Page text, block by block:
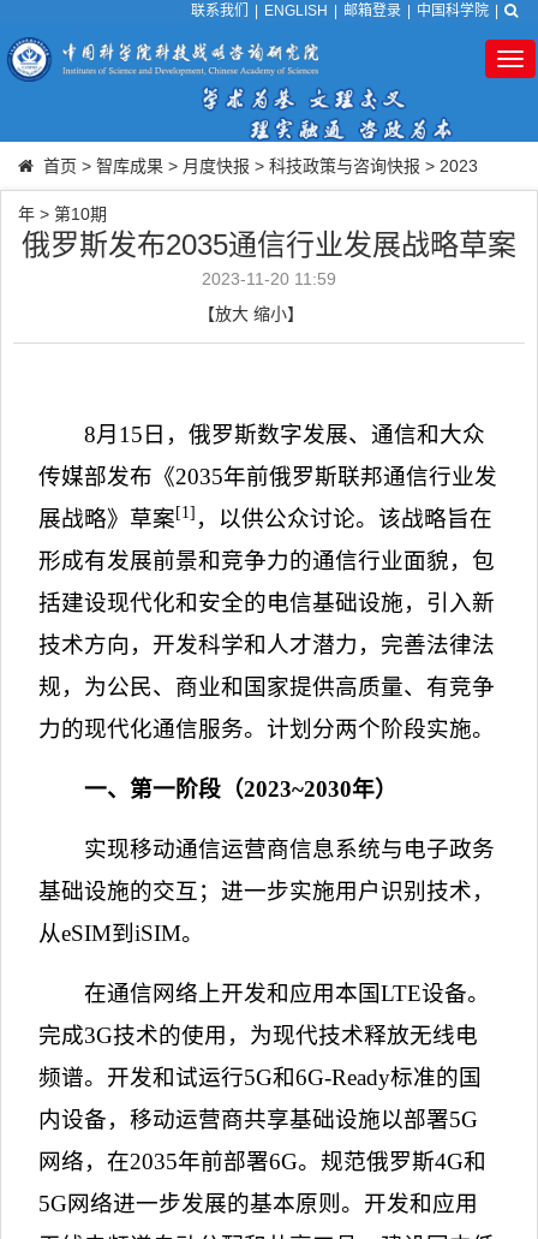
联系我们 ENGLISH 邮箱登录 中国科学院
首页 > 智库成果 > 月度快报 > 科技政策与咨询快报 > 2023
年 > 第10期
俄罗斯发布2035通信行业发展战略草案
2023-11-20 11:59
【放大 缩小】
8月 15 日，俄罗斯数字发展、通信和大众
传媒部发布《2035年前俄罗斯联邦通信行业发
展战略》草案 [1] ，以供公众讨论。该战略旨在
形成有发展前景和竞争力的通信行业面貌，包
括建设现代化和安全的电信基础设施，引入新
技术方向，开发科学和人才潜力，完善法律法
规，为公民、商业和国家提供高质量、有竞争
力的现代化通信服务。计划分两个阶段实施。
一、第一阶段（2023~2030年）
实现移动通信运营商信息系统与电子政务
基础设施的交互；进一步实施用户识别技术，
从eSIM到iSIM。
在通信网络上开发和应用本国LTE设备。
完成3G技术的使用，为现代技术释放无线电
频谱。开发和试运行5G和6G-Ready标准的国
内设备，移动运营商共享基础设施以部署5G
网络，在2035年前部署6G。规范俄罗斯4G和
5G网络进一步发展的基本原则。开发和应用